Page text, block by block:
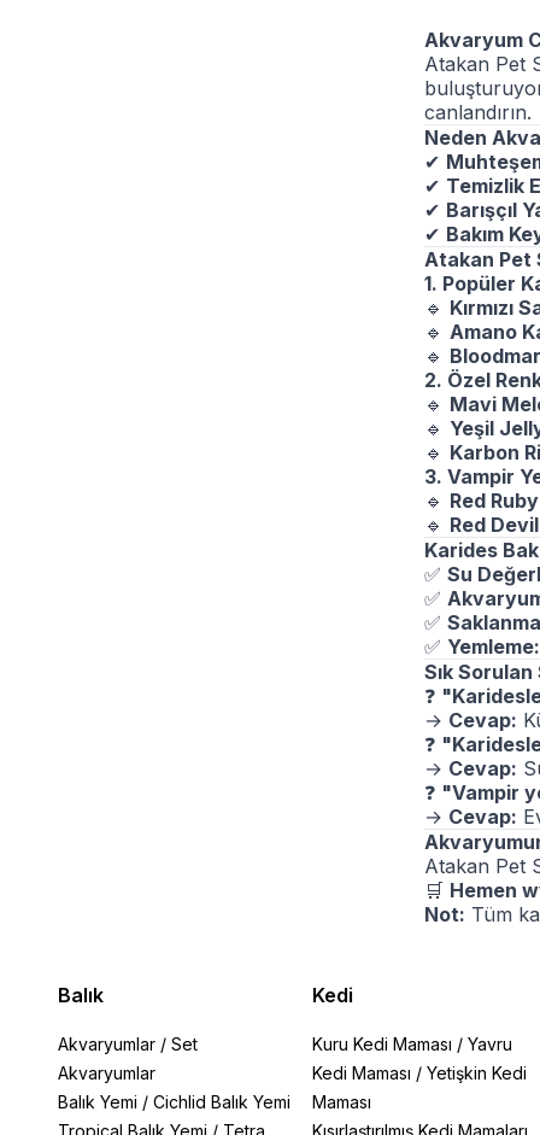
Akvaryum
Atakan Pet
canlandırın.
Neden
✔
✔ Temizlik
✔ Barışçıl
✔ Bakım
Atakan Pet
1. Popüler
🔹 Kırmızı
🔹 Amano
🔹
2. Özel
🔹 Mavi
🔹 Yeşil
🔹 Karbon
3. Vampir
🔹 Red
🔹 Red
Karides
✅ Su
✅
✅
✅ Yemleme:
Sık
❓
→ Cevap:
❓
→ Cevap:
❓ "Vampir
→ Cevap:
Atakan Pet
🛒 Hemen
Not: Tüm
Balık
Akvaryumlar / Set
Akvaryumlar
Balık Yemi / Cichlid Balık Yemi
Tropical Balık Yemi / Tetra
Kedi
Kuru Kedi Maması / Yavru
Kedi Maması / Yetişkin Kedi
Maması
Kısırlaştırılmış Kedi Mamaları